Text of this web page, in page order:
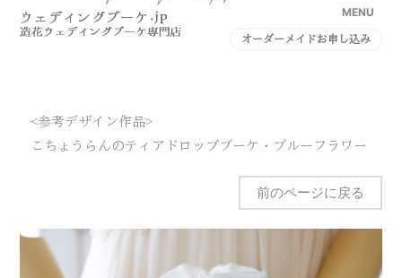
MENU
オーダーメイドお申し込み
<参考デザイン作品>
こちょうらんのティアドロップブーケ・ブルーフラワー
前のページに戻る